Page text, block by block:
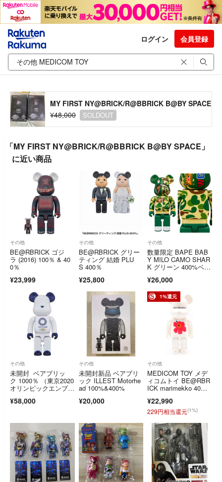
ログイン 会員登録
MY FIRST NY@BRICK/R@BBRICK B@BY SPACE
¥48,000
SOLDOUT
「MY FIRST NY@BRICK/R@BBRICK B@BY SPACE」
に近い商品
その他
BE@RBRICK ゴジ
ラ (2016) 100％ & 40
0％
¥23,999
その他
BE@RBRICK グリー
ティング 結婚 PLU
S 400％
¥25,800
その他
数量限定 BAPE BAB
Y MILO CAMO SHAR
K グリーン 400%ベア
¥26,000
その他
未開封 ベアブリッ
ク 1000％ （東京2020
オリンピックエンブレ
¥58,000
その他
未開封新品 ベアブリ
ック ILLEST Motorhe
ad 100%&400%
¥20,000
1%還元
その他
MEDICOM TOY メデ
ィコムトイ BE@RBR
ICK marimekko 40
リメッコ フィギュ
ア 人形 ホワイト
¥22,990
229円相当還元(1%)